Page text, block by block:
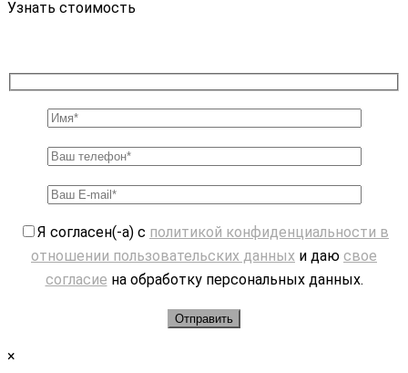
Узнать стоимость
Я согласен(-а) с политикой конфиденциальности в
отношении пользовательских данных и даю свое
согласие на обработку персональных данных.
×